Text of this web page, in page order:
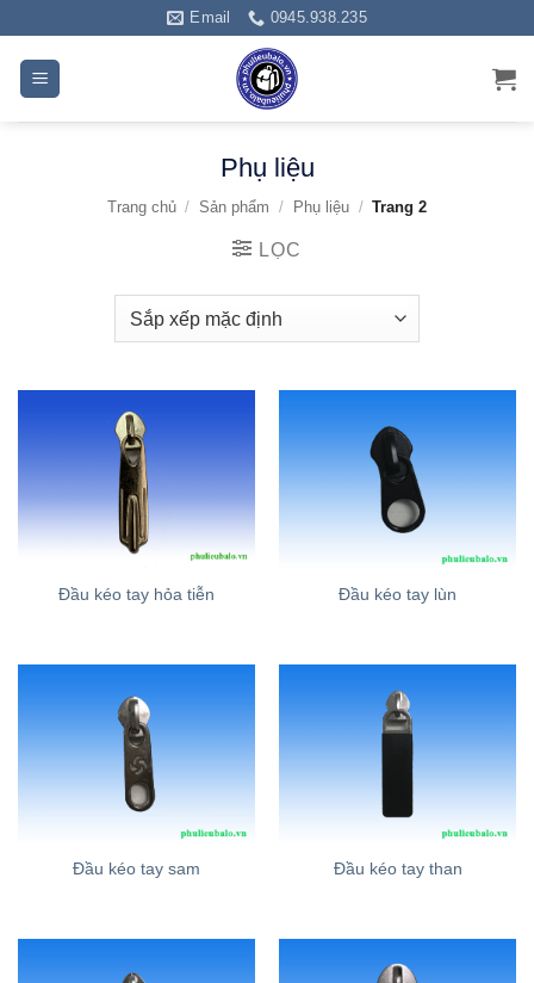
dung
Email 0945.938.235
Phụ liệu
Trang chủ / Sản phẩm / Phụ liệu / Trang 2
LỌC
Đầu kéo tay hỏa tiễn Đầu kéo tay lùn
Đầu kéo tay sam Đầu kéo tay than